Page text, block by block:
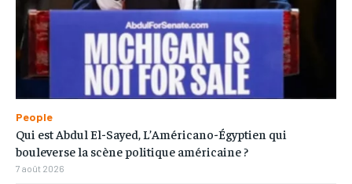
People
Qui est Abdul El-Sayed, L’Américano-Égyptien qui
bouleverse la scène politique américaine ?
7 août 2026